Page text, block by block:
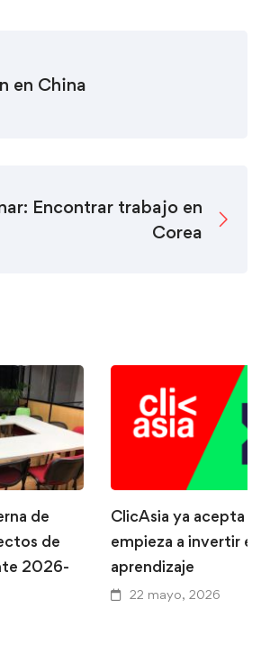
en China
Encontrar trabajo en
Corea
de
de
2026-
ClicAsia ya acepta
empieza a invertir
aprendizaje
22 mayo, 2026